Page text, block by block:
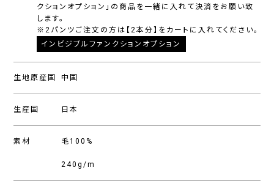
クションオプション」の商品を一緒に入れて決済をお願い致
します。
※2パンツご注文の方は【2本分】をカートに入れてください。
インビジブルファンクションオプション
生地原産国 中国
生産国 日本
素材 毛100%
240g/m